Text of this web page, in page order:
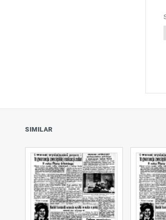
SIMILAR